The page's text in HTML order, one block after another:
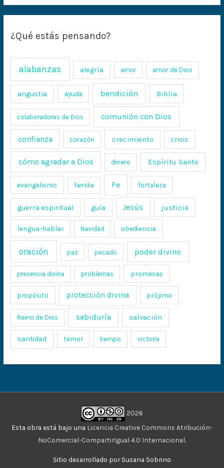
¿Qué estás pensando?
alabanzas alegría amor amor de Dios
angustia ayuda bendición Biblia
colaboradores de Dios comunión con Dios
confianza corazón crecimiento crisis
cómo agradar a Dios dinero Espíritu Santo
evangelismo familia Fe fortaleza
guerra espiritual guía Jesús justicia
lengua-hablar Navidad obediencia
oración paz pecado poder divino
presencia divina problemas promesas
propósito protección divina prójimo
Reino de Dios sabiduría salvación
santidad temor tiempo victoria
2026
Esta obra está bajo una Licencia Creative Commons Atribución-
NoComercial-CompartirIgual 4.0 Internacional.
Sitio desarrollado por Susana Sobrino